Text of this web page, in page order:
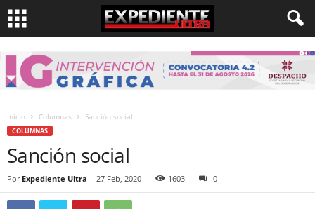
Inicio Columnas Sanción social
COLUMNAS
Sanción social
Por Expediente Ultra - 27 Feb, 2020 1603 0